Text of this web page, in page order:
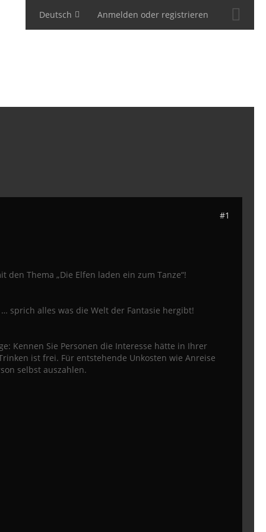
Deutsch Anmelden oder registrieren
#1
Thema „Die Elfen laden ein zum Tanze“!
sprich alles was die Welt der Fantasie hergibt!
Kennen Sie Personen die Interesse hätte in Ihrer
ist frei. Für entstehende Unkosten wie Anreise
selbst auszahlen.